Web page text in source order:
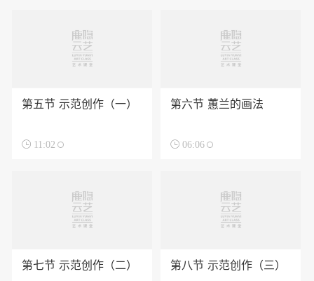
第五节 示范创作（一）
 11:02
第六节 蕙兰的画法
 06:06
第七节 示范创作（二） 第八节 示范创作（三）